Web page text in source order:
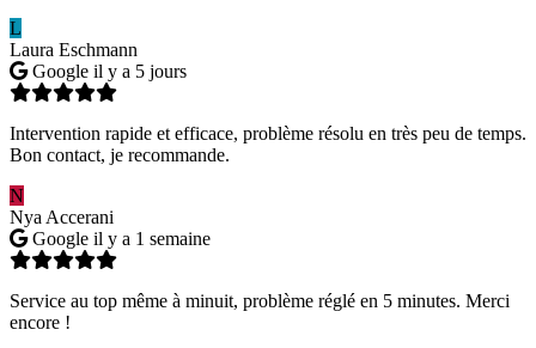
L
Laura Eschmann
Google il y a 5 jours
Intervention rapide et efficace, problème résolu en très peu de temps.
Bon contact, je recommande.
N
Nya Accerani
Google il y a 1 semaine
Service au top même à minuit, problème réglé en 5 minutes. Merci
encore !